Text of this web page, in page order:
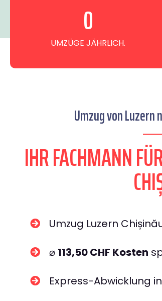
UMZÜGE JÄHRLICH.
0
Umzug von Luzern
IHR FACHMANN
Umzug Luzern
⌀ 113,50 CHF Kosten
Express-Abwicklung in